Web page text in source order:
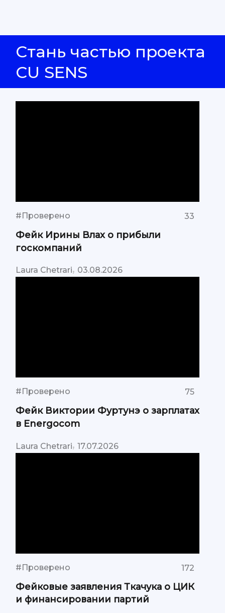
Стань частью проекта
CU SENS
#Проверено 33
Фейк Ирины Влах о прибыли
госкомпаний
Laura Chetrari, 03.08.2026
#Проверено 75
Фейк Виктории Фуртунэ о зарплатах
в Energocom
Laura Chetrari,17.07.2026
#Проверено 172
Фейковые заявления Ткачука о ЦИК
и финансировании партий